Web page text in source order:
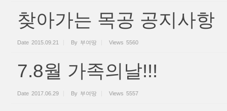
찾아가는 목공 공지사항
Date 2015.09.21 By 부여땅 Views 5560
7.8월 가족의날!!!
Date 2017.06.29 By 부여땅 Views 5557